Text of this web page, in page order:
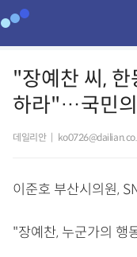
"장예찬 씨,
하라"…국민의
데일리안
이준호 부산시의원,
"장예찬, 누군가의 행